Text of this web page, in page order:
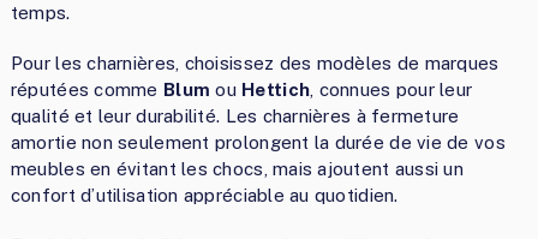
temps.
Pour les charnières, choisissez des modèles de marques
réputées comme Blum ou Hettich , connues pour leur
qualité et leur durabilité. Les charnières à fermeture
amortie non seulement prolongent la durée de vie de vos
meubles en évitant les chocs, mais ajoutent aussi un
confort d’utilisation appréciable au quotidien.